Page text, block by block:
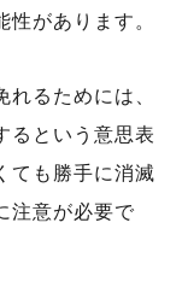
があります。
るためには、
るという意思表
ても勝手に消滅
注意が必要で